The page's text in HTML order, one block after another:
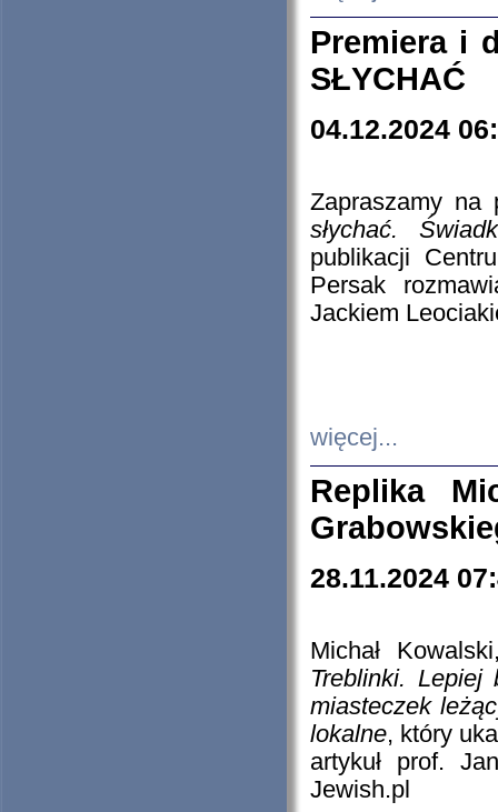
Premiera i
SŁYCHAĆ
04.12.2024
Zapraszamy
słychać.
publikacji
Persak
Jackiem
więcej...
Replika
28.11.2024
Michał
Treblinki. Lepiej
miasteczek
lokalne, który
artykuł prof.
Jewish.pl